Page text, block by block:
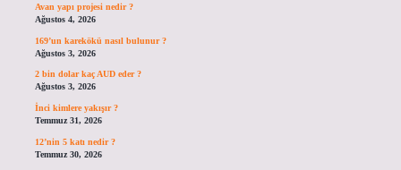
Avan yapı projesi nedir ?
Ağustos 4, 2026
169’un karekökü nasıl bulunur ?
Ağustos 3, 2026
2 bin dolar kaç AUD eder ?
Ağustos 3, 2026
İnci kimlere yakışır ?
Temmuz 31, 2026
12’nin 5 katı nedir ?
Temmuz 30, 2026